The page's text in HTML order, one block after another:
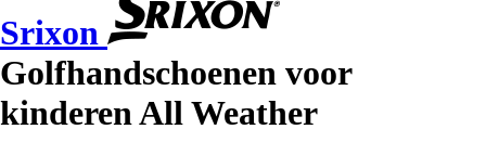
Srixon
Golfhandschoenen voor
kinderen All Weather